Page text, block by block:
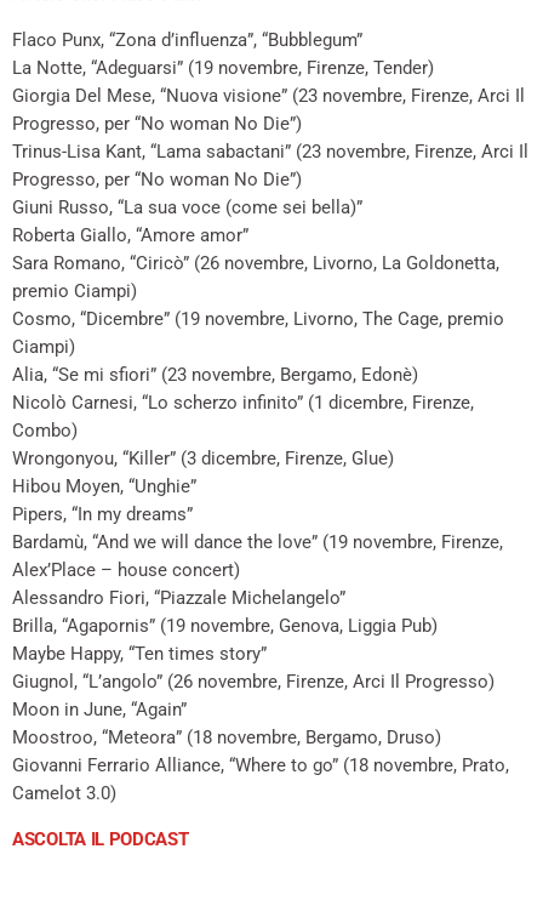
Flaco Punx, “Zona d’influenza”, “Bubblegum”
La Notte, “Adeguarsi” (19 novembre, Firenze, Tender)
Giorgia Del Mese, “Nuova visione” (23 novembre, Firenze, Arci Il
Progresso, per “No woman No Die”)
Trinus-Lisa Kant, “Lama sabactani” (23 novembre, Firenze, Arci Il
Progresso, per “No woman No Die”)
Giuni Russo, “La sua voce (come sei bella)”
Roberta Giallo, “Amore amor”
Sara Romano, “Ciricò” (26 novembre, Livorno, La Goldonetta,
premio Ciampi)
Cosmo, “Dicembre” (19 novembre, Livorno, The Cage, premio
Ciampi)
Alia, “Se mi sfiori” (23 novembre, Bergamo, Edonè)
Nicolò Carnesi, “Lo scherzo infinito” (1 dicembre, Firenze,
Combo)
Wrongonyou, “Killer” (3 dicembre, Firenze, Glue)
Hibou Moyen, “Unghie”
Pipers, “In my dreams”
Bardamù, “And we will dance the love” (19 novembre, Firenze,
Alex’Place – house concert)
Alessandro Fiori, “Piazzale Michelangelo”
Brilla, “Agapornis” (19 novembre, Genova, Liggia Pub)
Maybe Happy, “Ten times story”
Giugnol, “L’angolo” (26 novembre, Firenze, Arci Il Progresso)
Moon in June, “Again”
Moostroo, “Meteora” (18 novembre, Bergamo, Druso)
Giovanni Ferrario Alliance, “Where to go” (18 novembre, Prato,
Camelot 3.0)
ASCOLTA IL PODCAST